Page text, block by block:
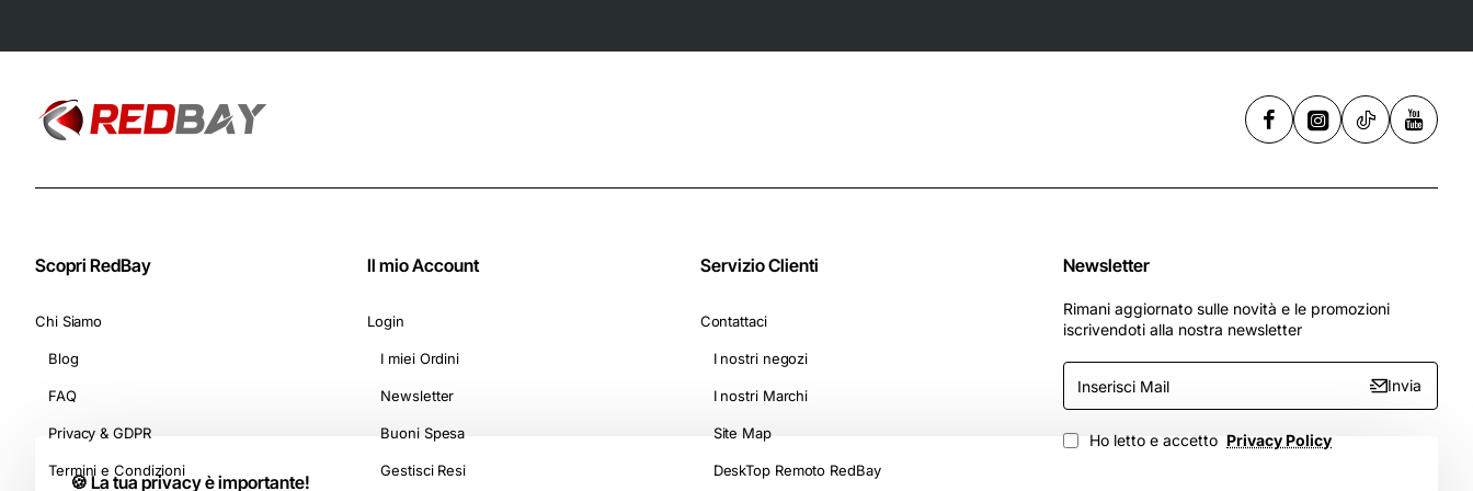
🍪 La tua privacy è importante!
Nespresso Original
Melatonina
ventola, On The Go
Scopri RedBay
Chi Siamo
Blog
FAQ
Privacy & GDPR
Termini e Condizioni
Il mio Account
Login
I miei Ordini
Newsletter
Buoni Spesa
Gestisci Resi
Servizio Clienti
Contattaci
I nostri negozi
I nostri Marchi
Site Map
DeskTop Remoto RedBay
Newsletter
Rimani aggiornato sulle novità e le promozioni
iscrivendoti alla nostra newsletter
Inserisci
Mail
Invia
Ho letto e accetto Privacy Policy